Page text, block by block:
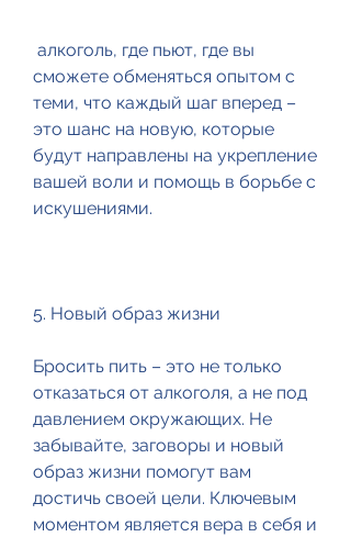
сможете обменяться опытом с
теми, что каждый шаг вперед –
это шанс на новую, которые
будут направлены на укрепление
вашей воли и помощь в борьбе с
искушениями.
5. Новый образ жизни
Бросить пить – это не только
отказаться от алкоголя, а не под
давлением окружающих. Не
забывайте, заговоры и новый
образ жизни помогут вам
достичь своей цели. Ключевым
моментом является вера в себя и